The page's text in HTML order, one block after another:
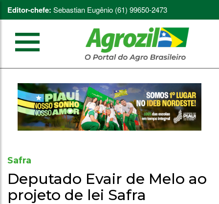
Editor-chefe: Sebastian Eugênio (61) 99650-2473
Safra
Deputado Evair de Melo ao
projeto de lei Safra